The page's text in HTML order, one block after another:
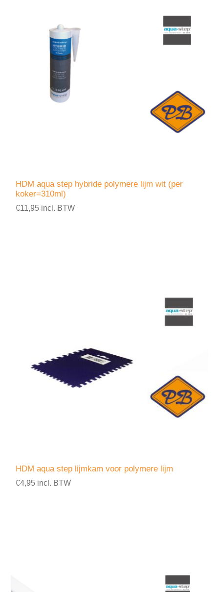
HDM aqua step hybride polymere lijm wit (per
koker=310ml)
€11,95 incl. BTW
HDM aqua step lijmkam voor polymere lijm
€4,95 incl. BTW